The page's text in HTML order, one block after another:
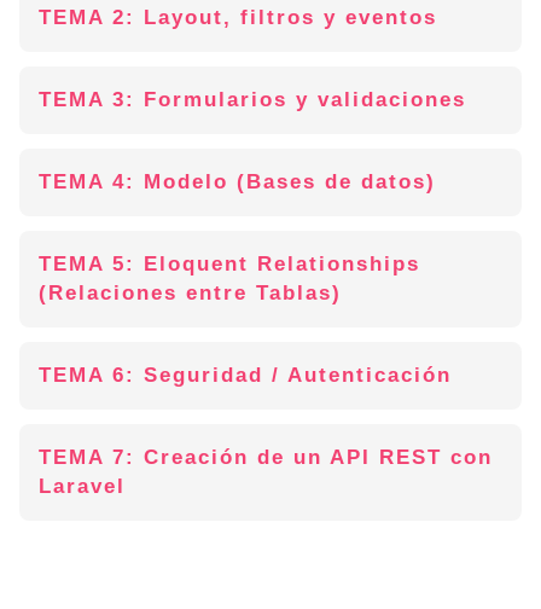
TEMA 2: Layout, filtros y eventos
TEMA 3: Formularios y validaciones
TEMA 4: Modelo (Bases de datos)
TEMA 5: Eloquent Relationships
(Relaciones entre Tablas)
TEMA 6: Seguridad / Autenticación
TEMA 7: Creación de un API REST con
Laravel